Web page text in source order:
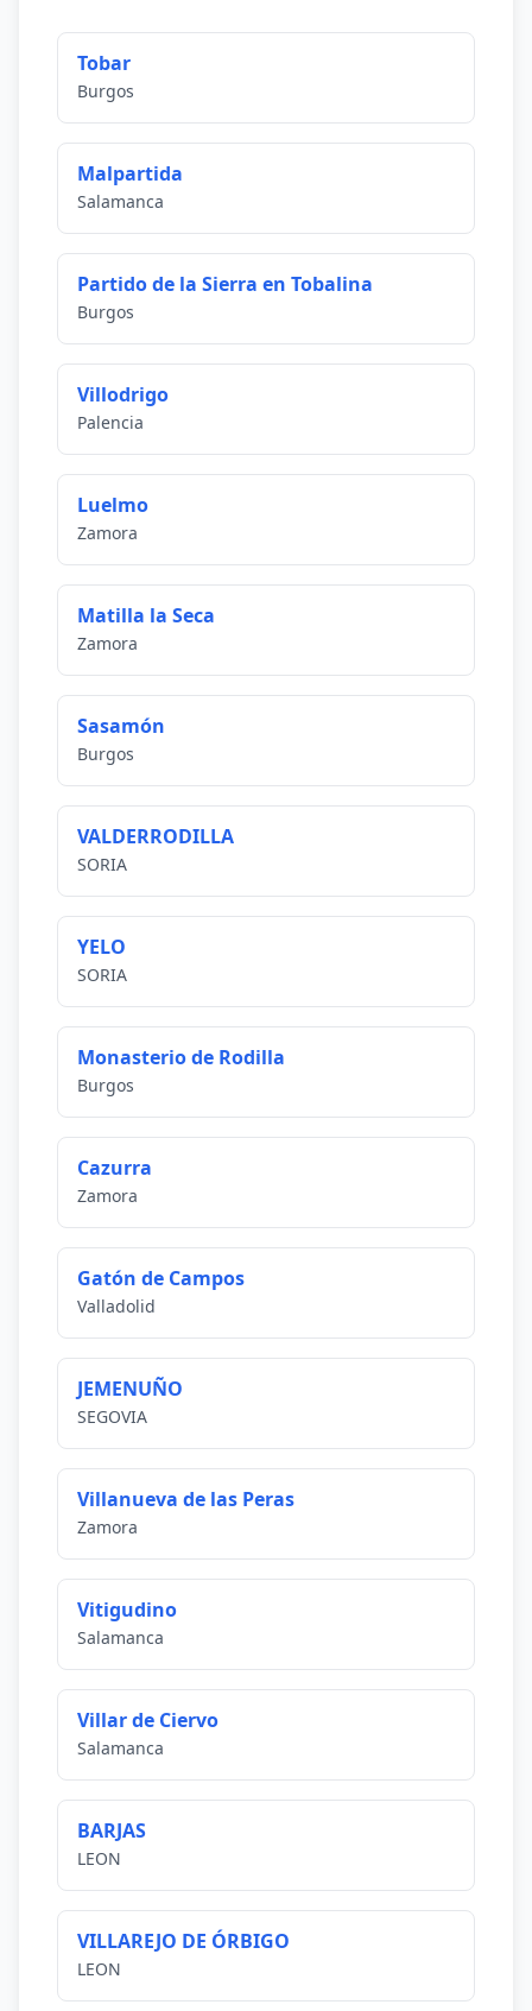
Tobar
Burgos
Malpartida
Salamanca
Partido de la Sierra en Tobalina
Burgos
Villodrigo
Palencia
Luelmo
Zamora
Matilla la Seca
Zamora
Sasamón
Burgos
VALDERRODILLA
SORIA
YELO
SORIA
Monasterio de Rodilla
Burgos
Cazurra
Zamora
Gatón de Campos
Valladolid
JEMENUÑO
SEGOVIA
Villanueva de las Peras
Zamora
Vitigudino
Salamanca
Villar de Ciervo
Salamanca
BARJAS
LEON
VILLAREJO DE ÓRBIGO
LEON